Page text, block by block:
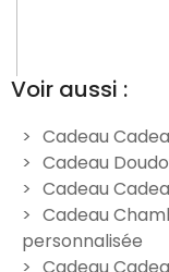
Doudou
personnaliser –
24,90 €
Voir aussi :
Cadeau
Cadeau
Cadeau
Cadeau
personnalisée